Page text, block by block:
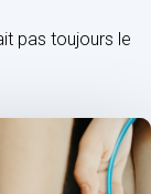
pas toujours le